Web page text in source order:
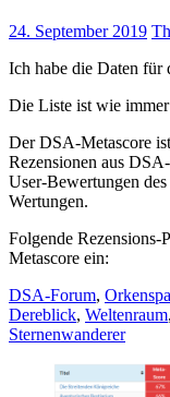
24. September 2019
Ich habe die Daten für
Die Liste ist wie
Der DSA-Metascore
Rezensionen aus
User-Bewertungen
Wertungen.
Folgende Rezensions-
Metascore ein:
DSA-Forum,
Dereblick, Weltenraum,
Sternenwanderer